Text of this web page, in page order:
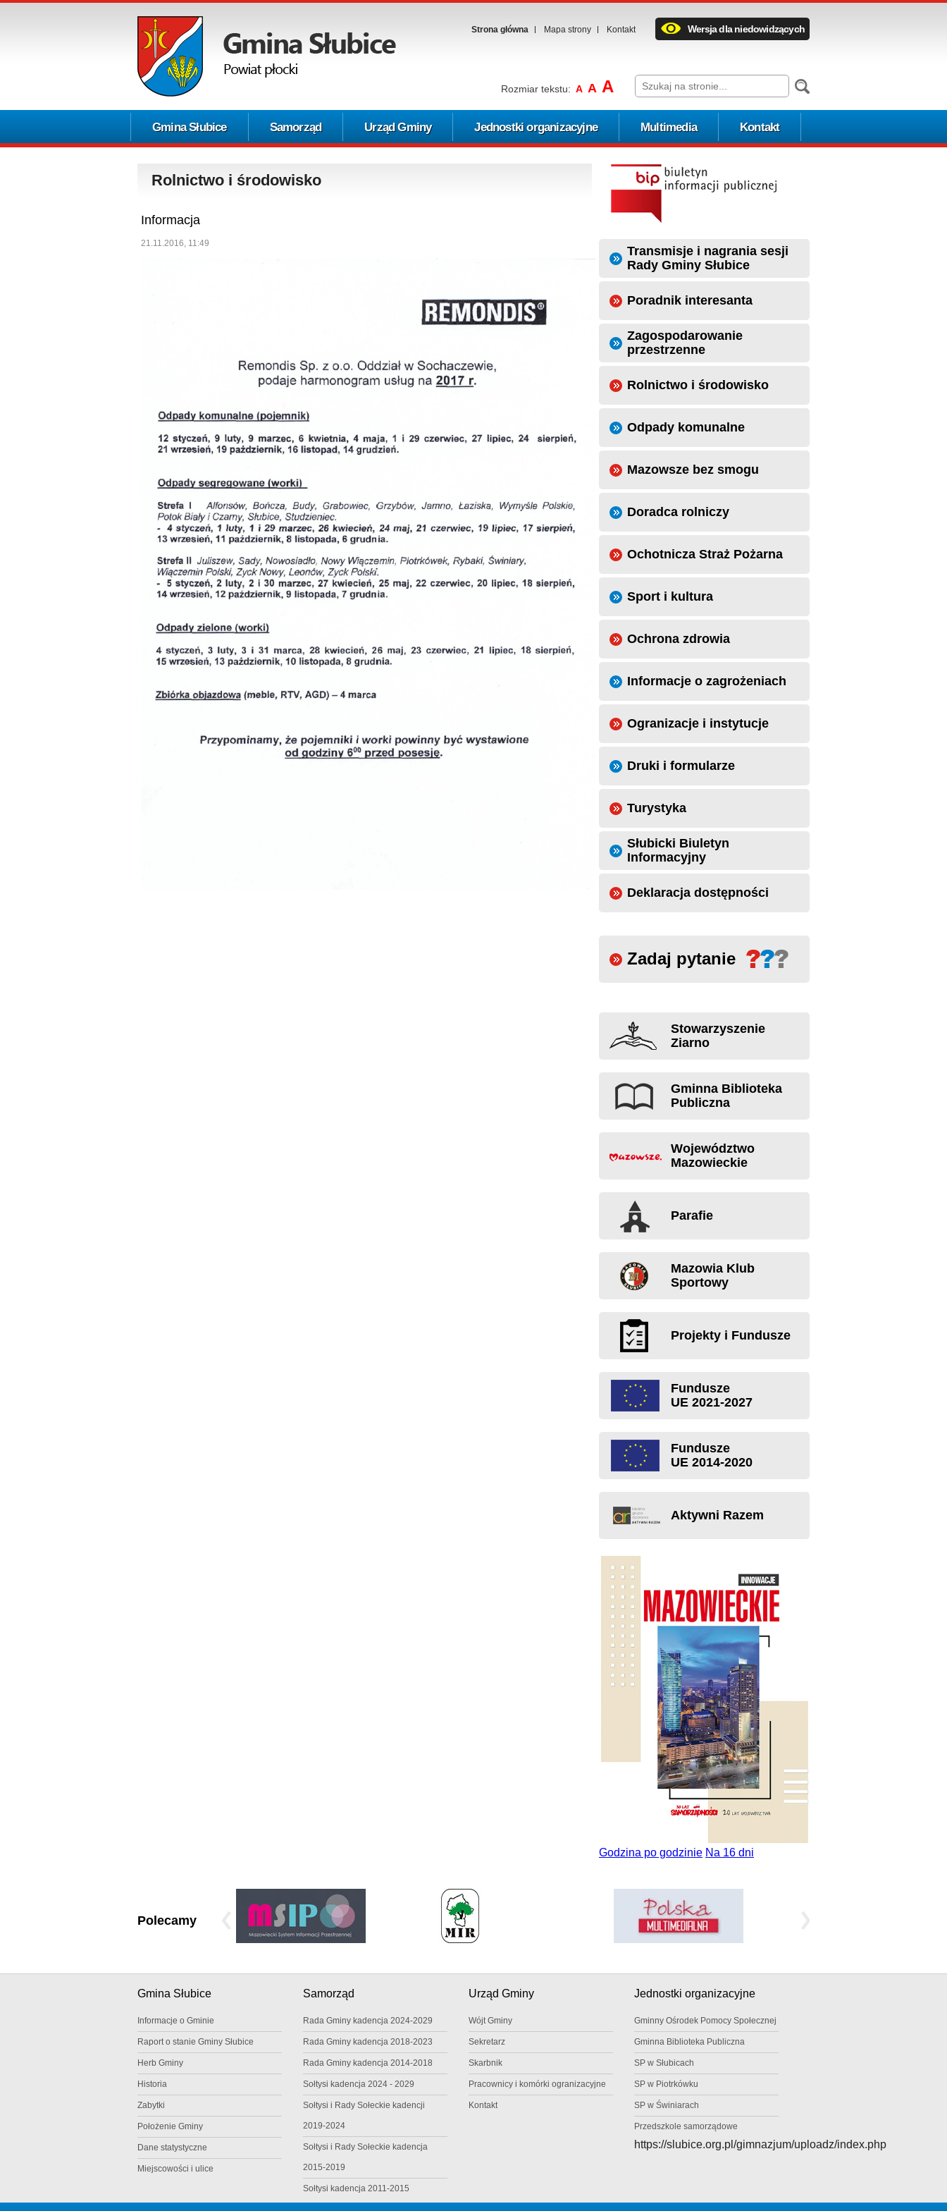
Strona główna Mapa strony Kontakt Wersja dla niedowidzących
Rozmiar tekstu: A A A
Gmina Słubice Samorząd Urząd Gminy Jednostki organizacyjne Multimedia Kontakt
Rolnictwo i środowisko
Informacja
21.11.2016, 11:49
Transmisje i nagrania sesji
Rady Gminy Słubice
Poradnik interesanta
Zagospodarowanie
przestrzenne
Rolnictwo i środowisko
Odpady komunalne
Mazowsze bez smogu
Doradca rolniczy
Ochotnicza Straż Pożarna
Sport i kultura
Ochrona zdrowia
Informacje o zagrożeniach
Ogranizacje i instytucje
Druki i formularze
Turystyka
Słubicki Biuletyn
Informacyjny
Deklaracja dostępności
Zadaj pytanie
Stowarzyszenie
Ziarno
Gminna Biblioteka
Publiczna
Województwo
Mazowieckie
Parafie
Mazowia Klub
Sportowy
Projekty i Fundusze
Fundusze
UE 2021-2027
Fundusze
UE 2014-2020
Aktywni Razem
Godzina po godzinie Na 16 dni
Polecamy
Gmina Słubice
Informacje o Gminie
Raport o stanie Gminy Słubice
Herb Gminy
Historia
Zabytki
Położenie Gminy
Dane statystyczne
Miejscowości i ulice
Samorząd
Rada Gminy kadencja 2024-2029
Rada Gminy kadencja 2018-2023
Rada Gminy kadencja 2014-2018
Sołtysi kadencja 2024 - 2029
Sołtysi i Rady Sołeckie kadencji
2019-2024
Sołtysi i Rady Sołeckie kadencja
2015-2019
Sołtysi kadencja 2011-2015
Urząd Gminy
Wójt Gminy
Sekretarz
Skarbnik
Pracownicy i komórki ogranizacyjne
Kontakt
Jednostki organizacyjne
Gminny Ośrodek Pomocy Społecznej
Gminna Biblioteka Publiczna
SP w Słubicach
SP w Piotrkówku
SP w Świniarach
Przedszkole samorządowe
https://slubice.org.pl/gimnazjum/uploadz/index.php